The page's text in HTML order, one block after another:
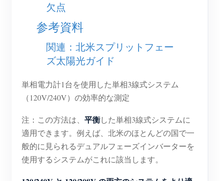
太陽光PVシステム エネルギーモニター
電力使用量モニター
PVヒーター制御システム
ホームオートメーション
工場エネルギー監視
ストア
リソース
製品クイックスタート
チュートリアル動画
ニュース
ブログ
コミュニティ
コントリビューターセンター
フォーラム
App Store
お問い合わせ
会社情報
欠点
参考資料
関連：北米スプリットフェー
ズ太陽光ガイド
単相電力計1台を使用した単相3線式システム
（120V/240V）の効率的な測定
注：この方法は、 平衡した単相3線式システムに
適用できます。例えば、北米のほとんどの国で一
般的に見られるデュアルフェーズインバーターを
使用するシステムがこれに該当します。